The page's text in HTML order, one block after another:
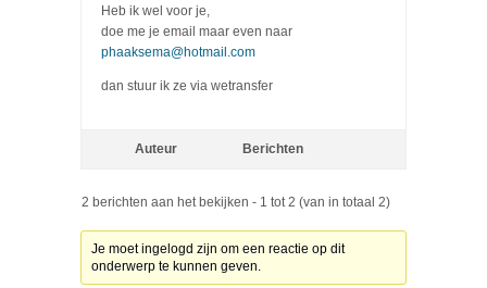
Heb ik wel voor je,
doe me je email maar even naar
phaaksema@hotmail.com
dan stuur ik ze via wetransfer
Auteur Berichten
2 berichten aan het bekijken - 1 tot 2 (van in totaal 2)
Je moet ingelogd zijn om een reactie op dit
onderwerp te kunnen geven.